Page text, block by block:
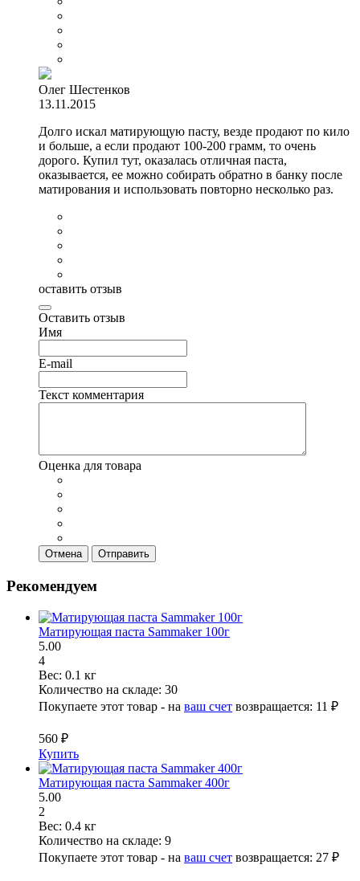
Олег Шестенков
13.11.2015
Долго искал матирующую пасту, везде продают по кило
и больше, а если продают 100-200 грамм, то очень
дорого. Купил тут, оказалась отличная паста,
оказывается, ее можно собирать обратно в банку после
матирования и использовать повторно несколько раз.
оставить отзыв
Оставить отзыв
Имя
E-mail
Текст комментария
Оценка для товара
Отмена Отправить
Рекомендуем
Матирующая паста Sammaker 100г
5.00
4
Вес: 0.1 кг
Количество на складе: 30
Покупаете этот товар - на ваш счет возвращается: 11 ₽
560 ₽
Купить
Матирующая паста Sammaker 400г
5.00
2
Вес: 0.4 кг
Количество на складе: 9
Покупаете этот товар - на ваш счет возвращается: 27 ₽